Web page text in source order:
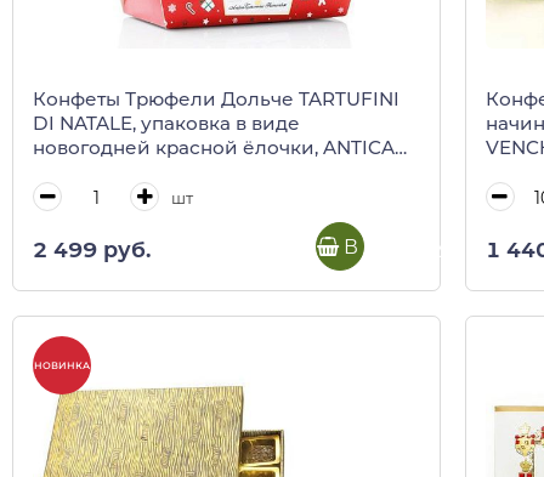
Конфеты Трюфели Дольче TARTUFINI
DI NATALE, упаковка в виде
новогодней красной ёлочки, ANTICA
шт
2 499 руб. В корзину 1
НОВИНКА